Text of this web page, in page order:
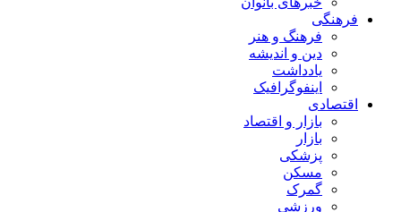
فرهنگی
فرهنگ و هنر
دین و اندیشه
یادداشت
اینفوگرافیک
اقتصادی
بازار و اقتصاد
بازار
پزشکی
مسکن
گمرک
ورزشی